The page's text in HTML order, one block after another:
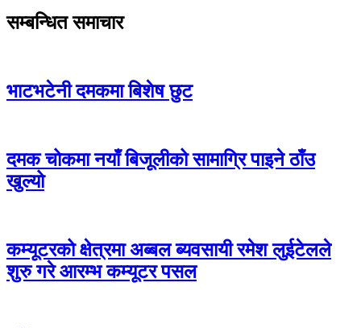
सम्बन्धित समाचार
भाटभटेनी दमकमा बिशेष छुट
दमक चोकमा नयाँ बिजूलीको सामाग्रि पाइने ठाँउ
खुल्यो
कम्यूटरको क्षेत्रमा अब्बल ब्यवसायी रमेश लुईटेलले
शुरु गरे आरम्भ कम्यूटर पसल